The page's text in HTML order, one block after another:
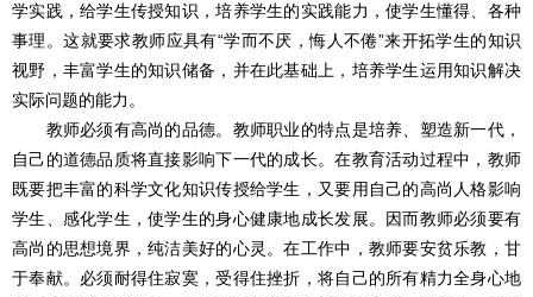
学实践，给学生传授知识，培养学生的实践能力，使学生懂得、各种
事理。这就要求教师应具有“学而不厌，悔人不倦”来开拓学生的知识
视野，丰富学生的知识储备，并在此基础上，培养学生运用知识解决
实际问题的能力。
教师必须有高尚的品德。教师职业的特点是培养、塑造新一代，
自己的道德品质将直接影响下一代的成长。在教育活动过程中，教师
既要把丰富的科学文化知识传授给学生，又要用自己的高尚人格影响
学生、感化学生，使学生的身心健康地成长发展。因而教师必须要有
高尚的思想境界，纯洁美好的心灵。在工作中，教师要安贫乐教，甘
于奉献。必须耐得住寂寞，受得住挫折，将自己的所有精力全身心地